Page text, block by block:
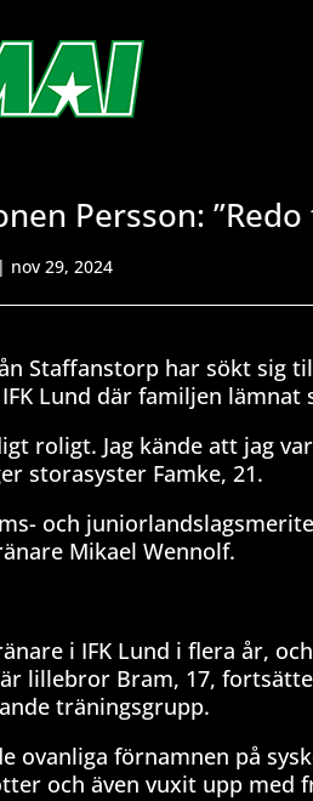
Persson:
| nov 29, 2024
Staffanstorp har sökt sig
Lund där familjen
roligt. Jag kände att jag
storasyster Famke, 21.
och
Mikael Wennolf.
i IFK Lund i flera år,
lillebror Bram, 17,
träningsgrupp.
ovanliga förnamnen på
och även vuxit upp med